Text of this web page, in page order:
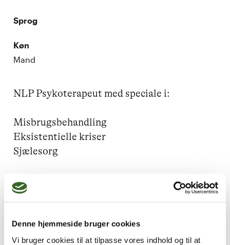
Denne hjemmeside bruger cookies
Vi bruger cookies til at tilpasse vores indhold og til at
Sprog
Køn
Mand
NLP Psykoterapeut med speciale i:
Misbrugsbehandling
Eksistentielle kriser
Sjælesorg
Individuel- og gruppeterapi
Walk The Talk terapi
Logbogsterapi
Indre barn terapi